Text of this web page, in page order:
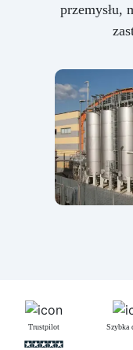
przemysłu,
Trustpilot Szybka